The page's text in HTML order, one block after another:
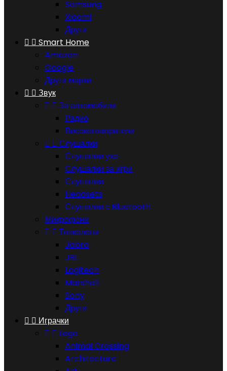
Samsung
Xiaomi
Други
  Smart Home
Amazon
Google
Други марки
  Звук
  За автомобили
Радио
Високоговорители
  Слушалки
Слушалки ухо
Слушалки за игри
Слушалки
Headsets
Слушалки с Bluetooth
Микрофони
  Тонколони
Jabra
JBL
Logitech
Marshall
Sony
Други
  Играчки
  Lego
Animal Crossing
Architecture